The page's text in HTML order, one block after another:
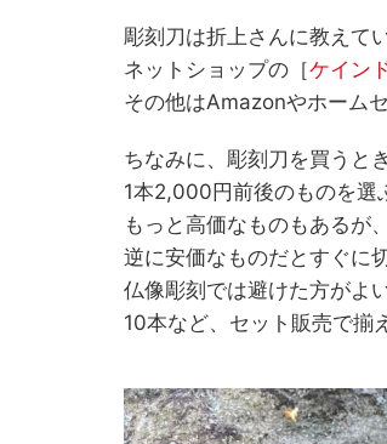
彫刻刀は折上さんに教えて
ネットショップの［ケイン
その他はAmazonやホーム
ちなみに、彫刻刀を買うと
1本2,000円前後のものを選
もっと高価なものもあるが
逆に安価なものだとすぐに
仏像彫刻では避けた方がよい
10本など、セット販売で揃